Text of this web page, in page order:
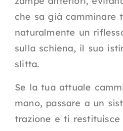
che sa già camminare
naturalmente un
sulla schiena, il suo
slitta.
Se la tua attuale
mano, passare a un
trazione e ti